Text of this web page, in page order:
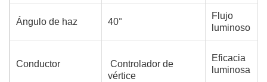
Ángulo de haz 40°
Flujo
luminoso
Conductor
Controlador de
vértice
Eficacia
luminosa